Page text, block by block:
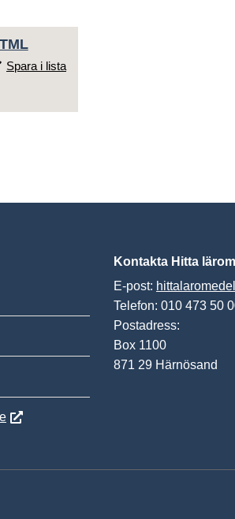
Spara i lista
Kontakta Hitta
E-post:
Telefon: 010 473 50
Postadress:
Box 1100
871 29 Härnösand